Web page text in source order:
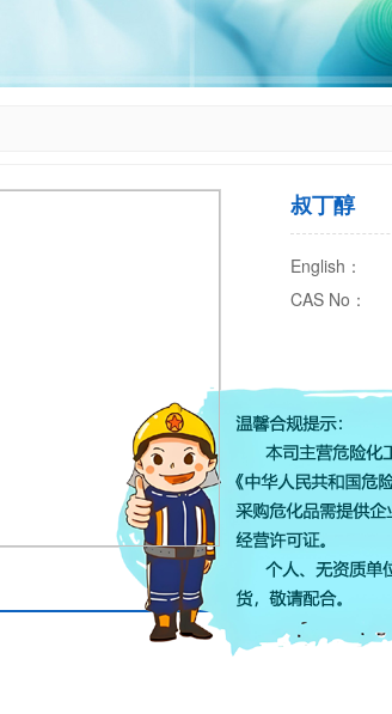
叔丁醇
English：
CAS No：